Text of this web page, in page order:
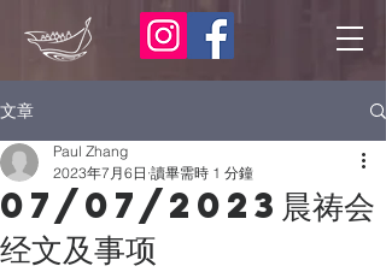
文章
07/07/2023晨祷会
经文及事项
Paul Zhang
2023年7月6日 讀畢需時 1 分鐘